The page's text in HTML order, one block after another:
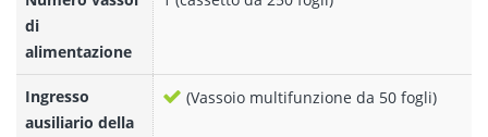
di
alimentazione
Ingresso
ausiliario della
(Vassoio multifunzione da 50 fogli)